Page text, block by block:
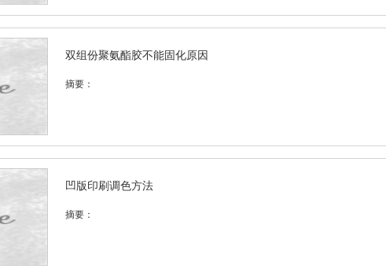
双组份聚氨酯胶不能固化原因
摘要：
凹版印刷调色方法
摘要：